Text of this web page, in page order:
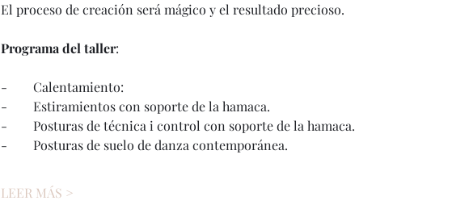
El proceso de creación será mágico y el resultado precioso.
Programa del taller:
-        Calentamiento:
-        Estiramientos con soporte de la hamaca.
-        Posturas de técnica i control con soporte de la hamaca.
-        Posturas de suelo de danza contemporánea.
LEER MÁS >